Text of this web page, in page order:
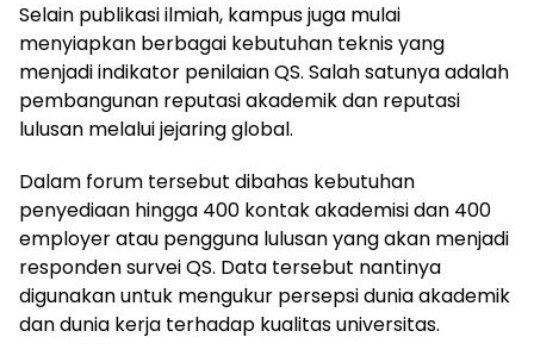
Selain publikasi ilmiah, kampus juga mulai
menyiapkan berbagai kebutuhan teknis yang
menjadi indikator penilaian QS. Salah satunya adalah
pembangunan reputasi akademik dan reputasi
lulusan melalui jejaring global.
Dalam forum tersebut dibahas kebutuhan
penyediaan hingga 400 kontak akademisi dan 400
employer atau pengguna lulusan yang akan menjadi
responden survei QS. Data tersebut nantinya
digunakan untuk mengukur persepsi dunia akademik
dan dunia kerja terhadap kualitas universitas.